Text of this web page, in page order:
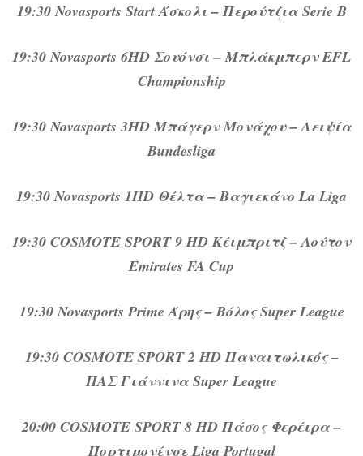
19:30 Novasports Start Άσκολι – Περούτζια Serie B
19:30 Novasports 6HD Σουόνσι – Μπλάκμπερν EFL
Championship
19:30 Novasports 3HD Μπάγερν Μονάχου – Λειψία
Bundesliga
19:30 Novasports 1HD Θέλτα – Βαγιεκάνο La Liga
19:30 COSMOTE SPORT 9 HD Κέιμπριτζ – Λούτον
Emirates FA Cup
19:30 Novasports Prime Άρης – Βόλος Super League
19:30 COSMOTE SPORT 2 HD Παναιτωλικός –
ΠΑΣ Γιάννινα Super League
20:00 COSMOTE SPORT 8 HD Πάσος Φερέιρα –
Πορτιμονένσε Liga Portugal